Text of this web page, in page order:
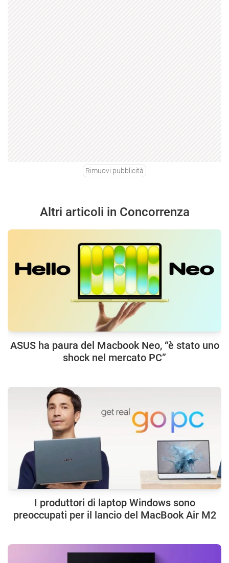
Rimuovi pubblicità
Altri articoli in Concorrenza
ASUS ha paura del Macbook Neo, “è stato uno
shock nel mercato PC”
I produttori di laptop Windows sono
preoccupati per il lancio del MacBook Air M2